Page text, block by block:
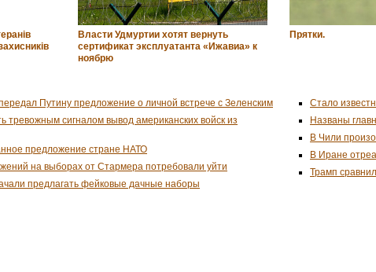
Власти Удмуртии хотят вернуть
сертификат эксплуатанта «Ижавиа» к
ноябрю
Прятки.
Путину предложение о личной встрече с Зеленским
тревожным сигналом вывод американских войск из
предложение стране НАТО
на выборах от Стармера потребовали уйти
предлагать фейковые дачные наборы
Стало
Названы
В Чили
В Иране
Трамп